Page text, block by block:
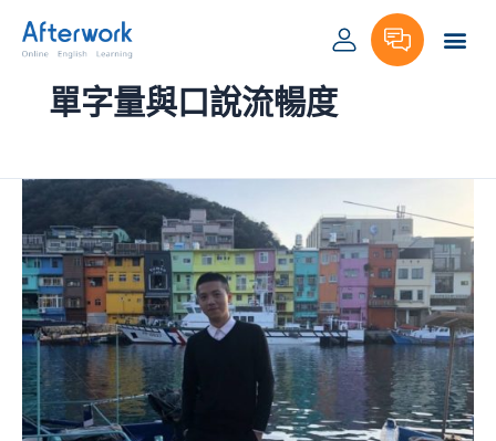
單字量與口說流暢度
美
沒
關
係，
開
口
才
是